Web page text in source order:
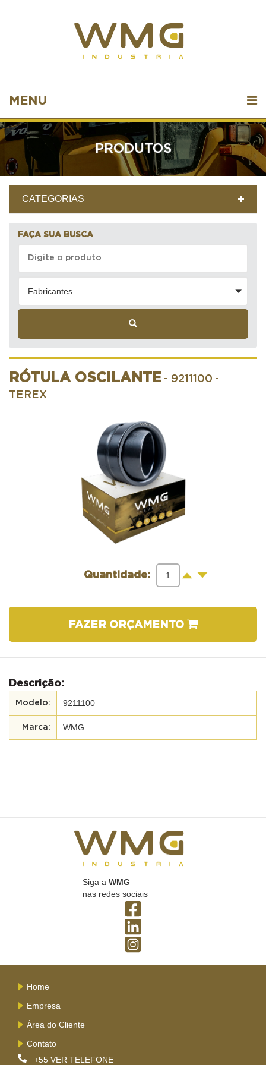
MENU
PRODUTOS
CATEGORIAS
FAÇA SUA BUSCA
Fabricantes
RÓTULA OSCILANTE - 9211100 -
TEREX
Quantidade: + -
FAZER ORÇAMENTO
Descrição:
9211100
WMG
Siga a WMG
nas redes sociais
Home
Empresa
Área do Cliente
Contato
+55 VER TELEFONE